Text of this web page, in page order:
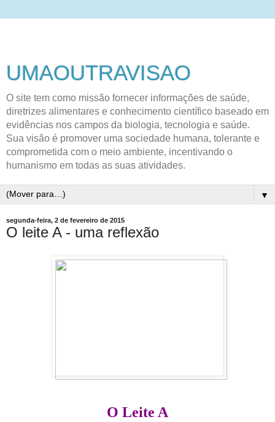
UMAOUTRAVISAO
O site tem como missão fornecer informações de saúde,
diretrizes alimentares e conhecimento científico baseado em
evidências nos campos da biologia, tecnologia e saúde.
Sua visão é promover uma sociedade humana, tolerante e
comprometida com o meio ambiente, incentivando o
humanismo em todas as suas atividades.
▼
segunda-feira, 2 de fevereiro de 2015
O leite A - uma reflexão
O Leite A